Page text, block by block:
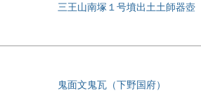
三王山南塚１号墳出土土師器壺
鬼面文鬼瓦（下野国府）